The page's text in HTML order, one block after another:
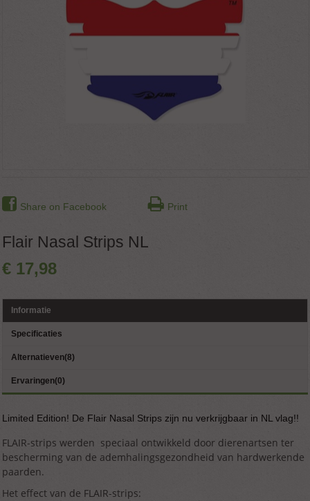
Share on Facebook Print
Flair Nasal Strips NL
€ 17,98
Informatie
Specificaties
Alternatieven(8)
Ervaringen(0)
Limited Edition! De Flair Nasal Strips zijn nu verkrijgbaar in NL vlag!!
FLAIR-strips werden speciaal ontwikkeld door dierenartsen ter
bescherming van de ademhalingsgezondheid van hardwerkende
paarden.
Het effect van de FLAIR-strips: